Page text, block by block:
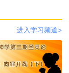
进入学习频道>